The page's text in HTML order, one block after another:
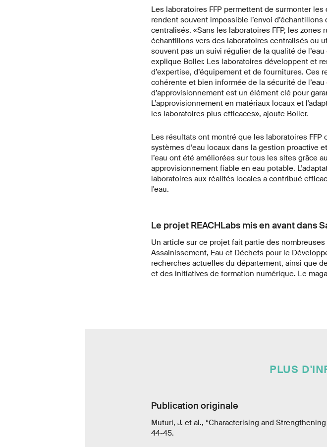
Les laboratoires FFP permettent de surmonter
rendent souvent impossible l’envoi
centralisés. «Sans les laboratoires FFP, les
échantillons vers des laboratoires centralisés ou
souvent pas un suivi régulier de la qualité de
explique Boller. Les laboratoires développent et
d’expertise, d’équipement et de fournitures.
cohérente et bien informée de la sécurité de
d’approvisionnement est un élément clé pour
L’approvisionnement en matériaux locaux et
les laboratoires plus efficaces», ajoute Boller.
Les résultats ont montré que les laboratoires
systèmes d’eau locaux dans la gestion proactive
l’eau ont été améliorées sur tous les sites grâce
approvisionnement fiable en eau potable.
laboratoires aux réalités locales a contribué
l'eau.
Le projet REACHLabs mis en avant dans
Un article sur ce projet fait partie des
Assainissement, Eau et Déchets pour le
recherches actuelles du département, ainsi que
et des initiatives de formation numérique. Le
PLUS
Publication originale
Muturi, J. et al., “Characterising and
44-45.